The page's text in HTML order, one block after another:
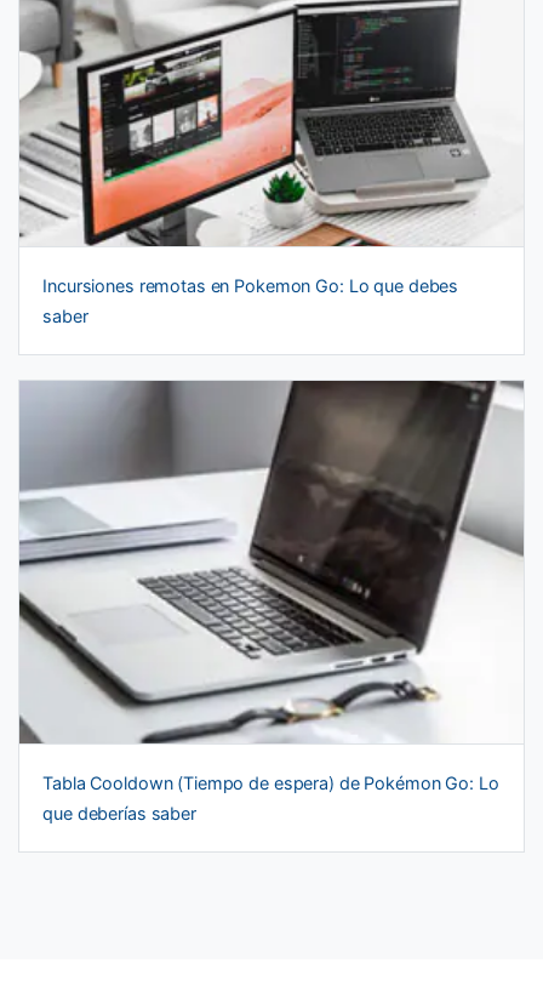
Incursiones remotas en Pokemon Go: Lo que debes
saber
Tabla Cooldown (Tiempo de espera) de Pokémon Go: Lo
que deberías saber